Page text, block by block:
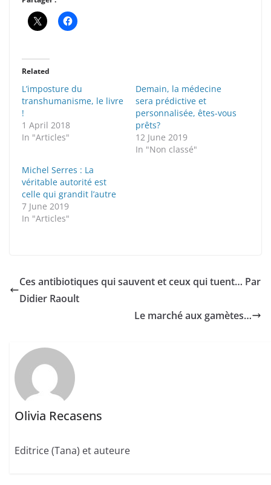
Related
L’imposture du
transhumanisme, le livre
!
1 April 2018
In "Articles"
Demain, la médecine
sera prédictive et
personnalisée, êtes-vous
prêts?
12 June 2019
In "Non classé"
Michel Serres : La
véritable autorité est
celle qui grandit l’autre
7 June 2019
In "Articles"
Ces antibiotiques qui sauvent et ceux qui tuent… Par
Didier Raoult
Le marché aux gamètes…
Olivia Recasens
Editrice (Tana) et auteure